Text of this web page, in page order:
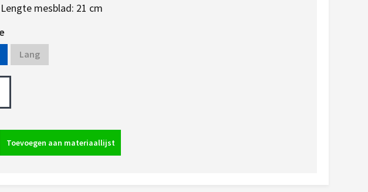
Lengte mesblad: 21 cm
Lang